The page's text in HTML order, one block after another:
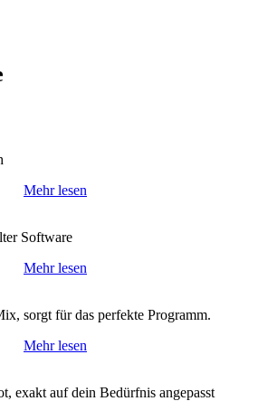
Mehr lesen
Software
Mehr lesen
sorgt für das perfekte Programm.
Mehr lesen
exakt auf dein Bedürfnis angepasst